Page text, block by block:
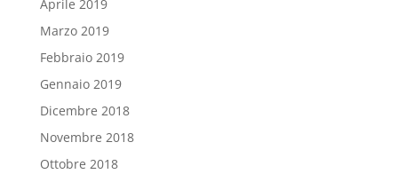
Aprile 2019
Marzo 2019
Febbraio 2019
Gennaio 2019
Dicembre 2018
Novembre 2018
Ottobre 2018